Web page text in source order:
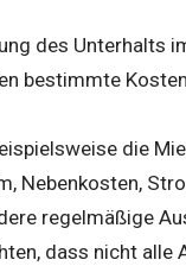
des Unterhalts
bestimmte
die
Nebenkosten,
regelmäßige
dass nicht alle